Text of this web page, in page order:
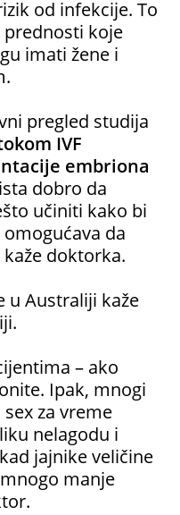
od infekcije. To
koje
imati žene i
pregled studija
IVF
embriona
dobro da
učiniti kako bi
da
doktorka.
u Australiji kaže
– ako
Ipak, mnogi
za vreme
nelagodu i
jajnike veličine
manje